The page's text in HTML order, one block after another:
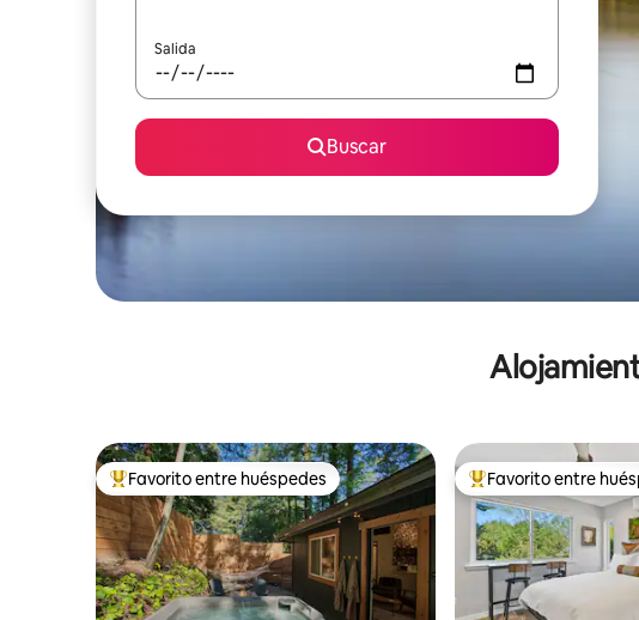
Salida
Buscar
De los mejores en Favorito entre huéspedes
Favorito entre huéspedes De los mejores en
Favorito entre